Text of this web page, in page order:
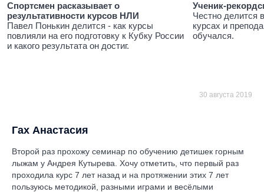
Спортсмен расказывает о
результативности курсов НЛИ
Павел Понькин делится - как курсы
повлияли на его подготовку к Кубку России
и какого результата он достиг.
Ученик-
Честно делится
курсах и
обучался.
30 августа 2019
Гах Анастасия
Второй раз прохожу семинар по обучению детишек горным
лыжам у Андрея Кутырева. Хочу отметить, что первый раз
проходила курс 7 лет назад и на протяжении этих 7 лет
пользуюсь методикой, разными играми и весёлыми